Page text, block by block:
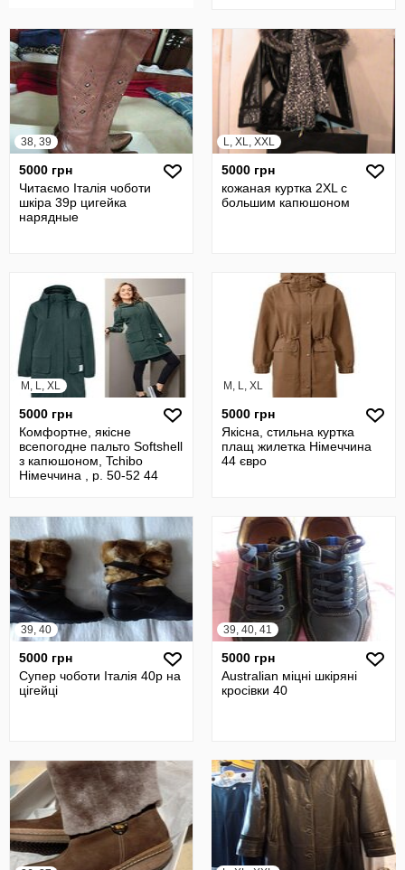
38, 39
5000 грн
Читаємо Італія чоботи
шкіра 39р цигейка
нарядные
L, XL, XXL
5000 грн
кожаная куртка 2XL с
большим капюшоном
M, L, XL
5000 грн
Комфортне, якісне
всепогодне пальто Softshell
з капюшоном, Tchibo
Німеччина , р. 50-52 44
M, L, XL
5000 грн
Якісна, стильна куртка
плащ жилетка Німеччина
44 євро
39, 40
5000 грн
Супер чоботи Італія 40р на
цігейці
39, 40, 41
5000 грн
Australian міцні шкіряні
кросівки 40